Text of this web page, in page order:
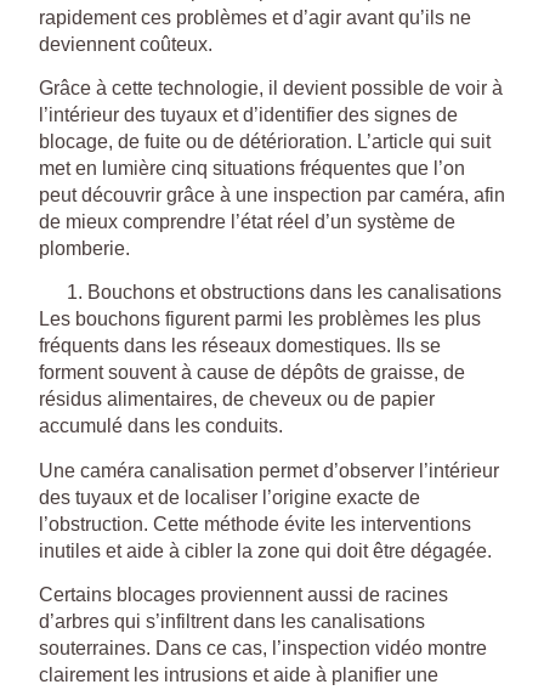
rapidement ces problèmes et d’agir avant qu’ils ne
deviennent coûteux.
Grâce à cette technologie, il devient possible de voir à
l’intérieur des tuyaux et d’identifier des signes de
blocage, de fuite ou de détérioration. L’article qui suit
met en lumière cinq situations fréquentes que l’on
peut découvrir grâce à une inspection par caméra, afin
de mieux comprendre l’état réel d’un système de
plomberie.
Bouchons et obstructions dans les canalisations
Les bouchons figurent parmi les problèmes les plus
fréquents dans les réseaux domestiques. Ils se
forment souvent à cause de dépôts de graisse, de
résidus alimentaires, de cheveux ou de papier
accumulé dans les conduits.
Une caméra canalisation permet d’observer l’intérieur
des tuyaux et de localiser l’origine exacte de
l’obstruction. Cette méthode évite les interventions
inutiles et aide à cibler la zone qui doit être dégagée.
Certains blocages proviennent aussi de racines
d’arbres qui s’infiltrent dans les canalisations
souterraines. Dans ce cas, l’inspection vidéo montre
clairement les intrusions et aide à planifier une